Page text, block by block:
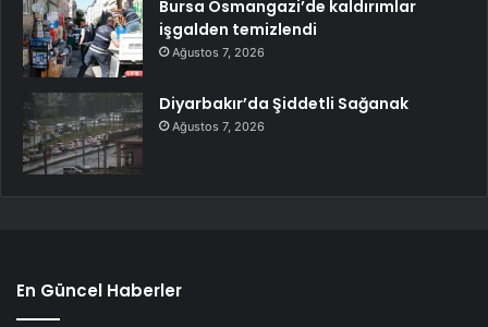
Bursa Osmangazi’de kaldırımlar
işgalden temizlendi
Ağustos 7, 2026
Diyarbakır’da Şiddetli Sağanak
Ağustos 7, 2026
En Güncel Haberler